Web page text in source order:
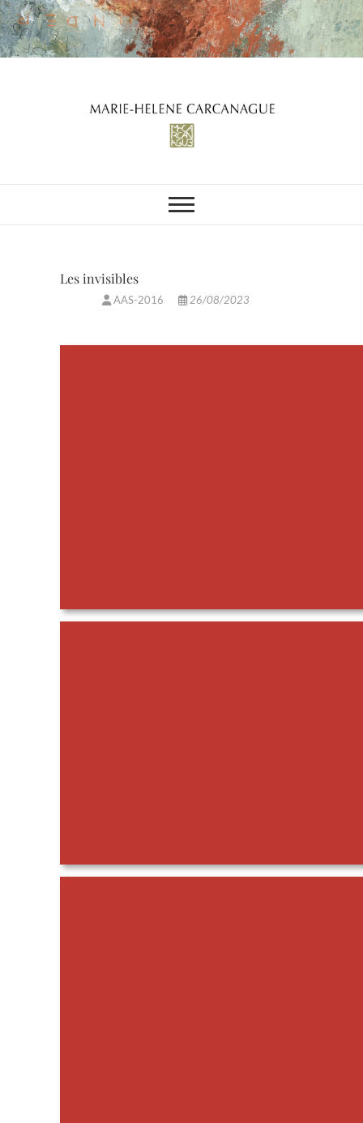
Skip
to
content
Les invisibles
AAS-2016 26/08/2023